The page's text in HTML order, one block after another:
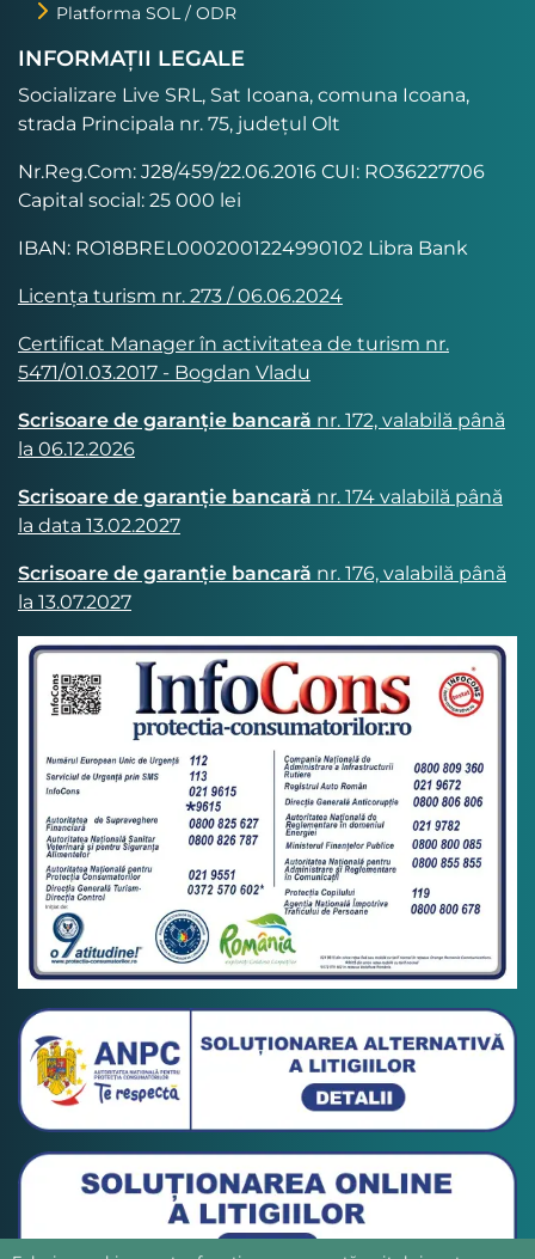
Platforma SOL / ODR
INFORMAȚII LEGALE
Socializare Live SRL, Sat Icoana, comuna Icoana,
strada Principala nr. 75, județul Olt
Nr.Reg.Com: J28/459/22.06.2016 CUI: RO36227706
Capital social: 25 000 lei
IBAN: RO18BREL0002001224990102 Libra Bank
Licența turism nr. 273 / 06.06.2024
Certificat Manager în activitatea de turism nr.
5471/01.03.2017 - Bogdan Vladu
Scrisoare de garanție bancară nr. 172, valabilă până
la 06.12.2026
Scrisoare de garanție bancară nr. 174 valabilă până
la data 13.02.2027
Scrisoare de garanție bancară nr. 176, valabilă până
la 13.07.2027